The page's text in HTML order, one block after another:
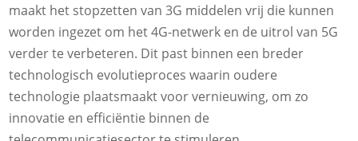
maakt het stopzetten van 3G middelen vrij die kunnen
worden ingezet om het 4G-netwerk en de uitrol van 5G
verder te verbeteren. Dit past binnen een breder
technologisch evolutieproces waarin oudere
technologie plaatsmaakt voor vernieuwing, om zo
innovatie en efficiëntie binnen de